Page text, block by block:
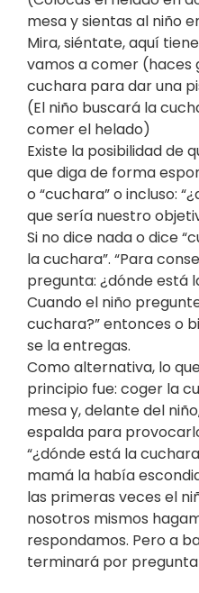
mesa y sientas al niño
Mira, siéntate, aquí
vamos a comer (haces
cuchara para dar una
(El niño buscará la
comer el helado)
Existe la posibilidad de
que diga de forma
o “cuchara” o incluso:
que sería nuestro
Si no dice nada o dice
la cuchara”. “Para
pregunta: ¿dónde está
Cuando el niño
cuchara?” entonces o
se la entregas.
Como alternativa, lo
principio fue: coger la
mesa y, delante del
espalda para
“¿dónde está la
mamá la había
las primeras veces el
nosotros mismos
respondamos. Pero a
terminará por